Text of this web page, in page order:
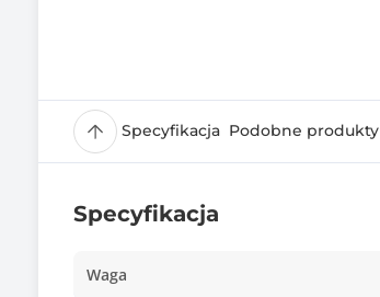
Specyfikacja Podobne produkty
Specyfikacja
Waga